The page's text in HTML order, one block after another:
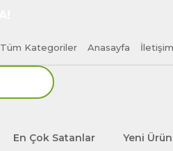
Tüm Kategoriler Anasayfa İletişim
En Çok Satanlar
Yeni